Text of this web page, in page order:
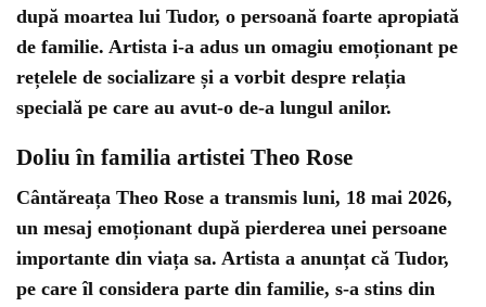
după moartea lui Tudor, o persoană foarte apropiată
de familie. Artista i-a adus un omagiu emoționant pe
rețelele de socializare și a vorbit despre relația
specială pe care au avut-o de-a lungul anilor.
Doliu în familia artistei Theo Rose
Cântăreața Theo Rose a transmis luni, 18 mai 2026,
un mesaj emoționant după pierderea unei persoane
importante din viața sa. Artista a anunțat că Tudor,
pe care îl considera parte din familie, s-a stins din